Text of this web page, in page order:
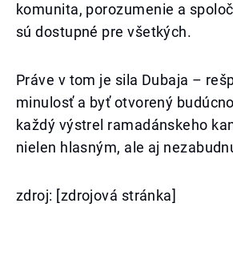
komunita, porozumenie a
sú dostupné pre všetkých.
Práve v tom je sila Dubaja –
minulosť a byť otvorený
každý výstrel ramadánskeho
nielen hlasným, ale aj
zdroj: [zdrojová stránka]